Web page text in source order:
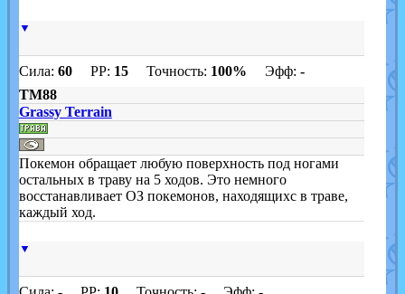
▼
Сила: 60PP: 15Точность: 100% Эфф: -
TM88
Grassy Terrain
Покемон обращает любую поверхность под ногами
остальных в траву на 5 ходов. Это немного
восстанавливает ОЗ покемонов, находящихс в траве,
каждый ход.
▼